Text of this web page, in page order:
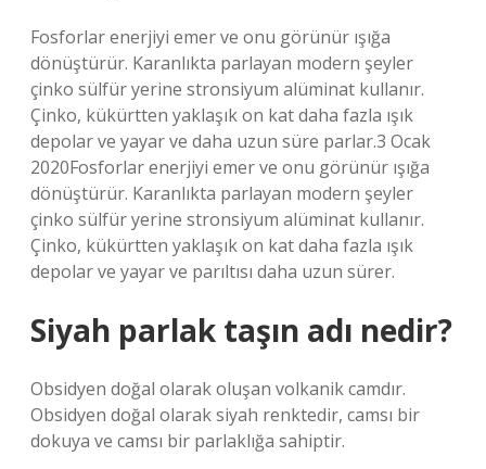
Fosforlar enerjiyi emer ve onu görünür ışığa
dönüştürür. Karanlıkta parlayan modern şeyler
çinko sülfür yerine stronsiyum alüminat kullanır.
Çinko, kükürtten yaklaşık on kat daha fazla ışık
depolar ve yayar ve daha uzun süre parlar.3 Ocak
2020Fosforlar enerjiyi emer ve onu görünür ışığa
dönüştürür. Karanlıkta parlayan modern şeyler
çinko sülfür yerine stronsiyum alüminat kullanır.
Çinko, kükürtten yaklaşık on kat daha fazla ışık
depolar ve yayar ve parıltısı daha uzun sürer.
Siyah parlak taşın adı nedir?
Obsidyen doğal olarak oluşan volkanik camdır.
Obsidyen doğal olarak siyah renktedir, camsı bir
dokuya ve camsı bir parlaklığa sahiptir.